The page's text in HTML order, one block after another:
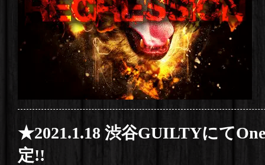
★2021.1.18 渋谷GUILTYにて
定!!